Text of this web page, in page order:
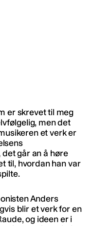
er skrevet til meg
men det
et verk er
går an å høre
til, hvordan han var
Anders
blir et verk for en
og ideen er i